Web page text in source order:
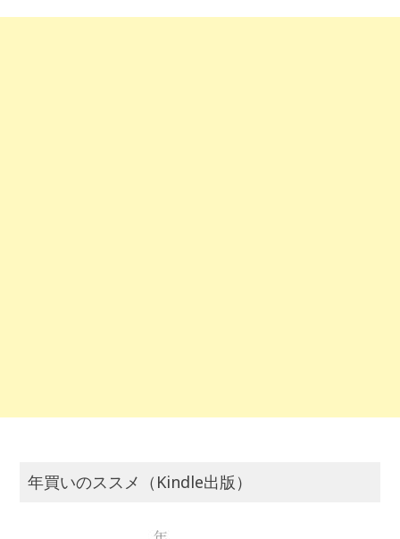
年買いのススメ（Kindle出版）